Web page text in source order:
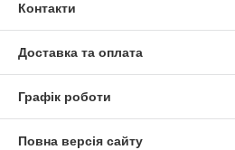
Контакти
Доставка та оплата
Графік роботи
Повна версія сайту